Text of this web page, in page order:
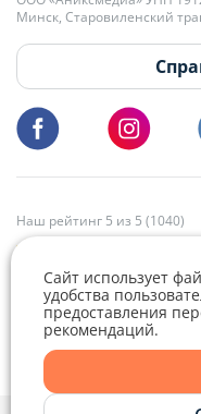
Мы принимаем звонки и
18:00.
vg@domovita.by
Пишите и звоните нам в
Минск, Старовиленский
Наш рейтинг 5 из 5 (1040)
Сайт использует
удобства
предоставления
рекомендаций.